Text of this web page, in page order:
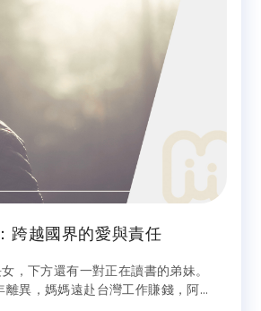
跨越國界的愛與責任
，下方還有一對正在讀書的弟妹。
異，媽媽遠赴台灣工作賺錢，阿